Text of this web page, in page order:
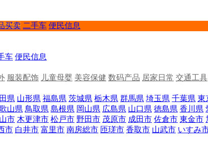
买卖 二手车 便民信息
车 便民信息
服装配饰 儿童母婴 美容保健 数码产品 居家日常 交通工具
県 山形県 福島県 茨城県 栃木県 群馬県 埼玉県 千葉県 東
山県 鳥取県 島根県 岡山県 広島県 山口県 徳島県 香川県
市 木更津市 松戸市 野田市 茂原市 成田市 佐倉市 東金市
市 白井市 富里市 南房総市 匝瑳市 香取市 山武市 いすみ